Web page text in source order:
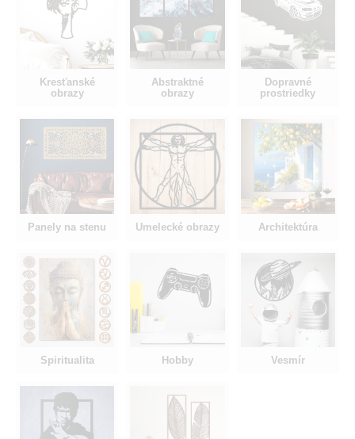
Kresťanské
obrazy
Abstraktné
obrazy
Dopravné
prostriedky
Panely na stenu Umelecké obrazy Architektúra
Spiritualita Hobby Vesmír